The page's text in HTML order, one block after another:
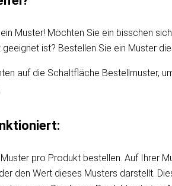
Muster! Möchten Sie ein bisschen
ist? Bestellen Sie ein Muster
auf die Schaltfläche Bestellmuster,
pro Produkt bestellen. Auf Ihrer
den Wert dieses Musters darstellt.